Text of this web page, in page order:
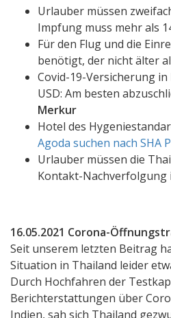
Urlauber müssen
Impfung muss mehr als
Für den Flug und die
benötigt, der nicht älter
Covid-19-Versicherung in
USD: Am besten
Merkur
Hotel des
Agoda suchen nach SHA
Urlauber müssen die
Kontakt-Nachverfolgung
16.05.2021 Corona-
Seit unserem letzten Beitrag
Situation in Thailand leider
Durch Hochfahren der
Berichterstattungen über
Indien, sah sich Thailand